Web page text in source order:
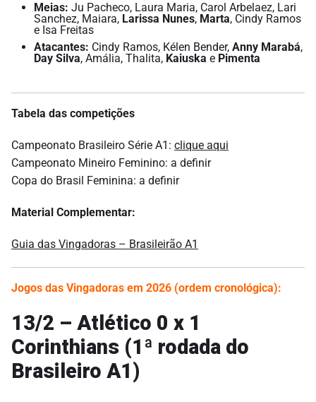
Meias: Ju Pacheco, Laura Maria, Carol Arbelaez, Lari
Sanchez, Maiara, Larissa Nunes, Marta, Cindy Ramos
e Isa Freitas
Atacantes: Cindy Ramos, Kélen Bender, Anny Marabá,
Day Silva, Amália, Thalita, Kaiuska e Pimenta
Tabela das competições
Campeonato Brasileiro Série A1: clique aqui
Campeonato Mineiro Feminino: a definir
Copa do Brasil Feminina: a definir
Material Complementar:
Guia das Vingadoras – Brasileirão A1
Jogos das Vingadoras em 2026 (ordem cronológica):
13/2 – Atlético 0 x 1
Corinthians (1ª rodada do
Brasileiro A1)